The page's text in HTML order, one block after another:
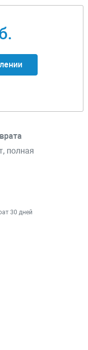
полная
30 дней